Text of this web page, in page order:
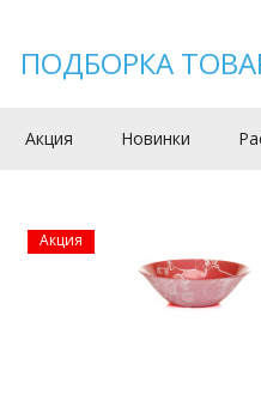
ПОДБОРКА
Акция Новинки
Акция